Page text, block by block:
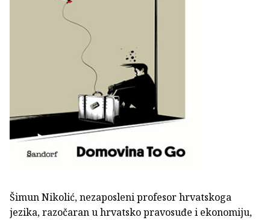
Šimun Nikolić, nezaposleni profesor hrvatskoga
jezika, razočaran u hrvatsko pravosuđe i ekonomiju,